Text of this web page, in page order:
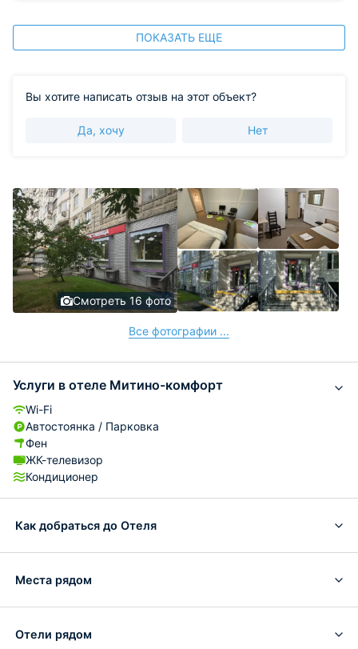
ПОКАЗАТЬ ЕЩЕ
Вы хотите написать отзыв на этот объект?
Да, хочу Нет
Смотреть 16 фото
Все фотографии ...
Услуги в отеле Митино-комфорт
Wi-Fi
Автостоянка / Парковка
Фен
ЖК-телевизор
Кондиционер
Как добраться до Отеля
Места рядом
Отели рядом